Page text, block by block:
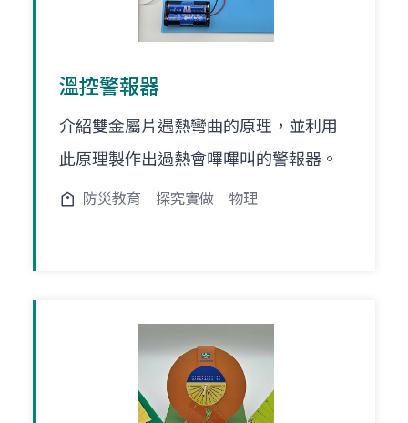
溫控警報器
介紹雙金屬片遇熱彎曲的原理，並利用
此原理製作出過熱會嗶嗶叫的警報器。
防災教育 探究實做 物理